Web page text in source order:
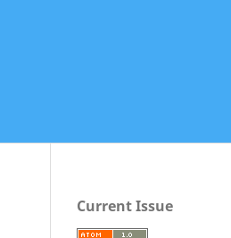
Current Issue